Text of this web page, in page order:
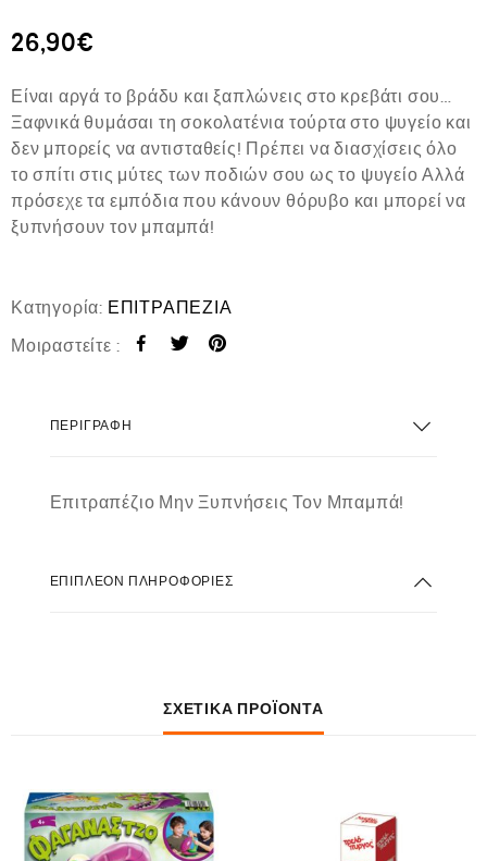
26,90€
Είναι αργά το βράδυ και ξαπλώνεις στο κρεβάτι σου…
Ξαφνικά θυμάσαι τη σοκολατένια τούρτα στο ψυγείο και
δεν μπορείς να αντισταθείς! Πρέπει να διασχίσεις όλο
το σπίτι στις μύτες των ποδιών σου ως το ψυγείο Αλλά
πρόσεχε τα εμπόδια που κάνουν θόρυβο και μπορεί να
ξυπνήσουν τον μπαμπά!
Κατηγορία: ΕΠΙΤΡΑΠΕΖΙΑ
Μοιραστείτε :
ΠΕΡΙΓΡΑΦΉ
Επιτραπέζιο Μην Ξυπνήσεις Τον Μπαμπά!
ΕΠΙΠΛΈΟΝ ΠΛΗΡΟΦΟΡΊΕΣ
ΣΧΕΤΙΚΆ ΠΡΟΪΌΝΤΑ